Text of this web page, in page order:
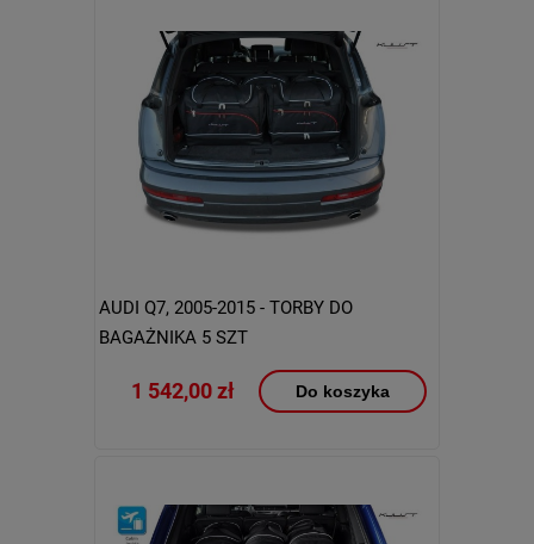
AUDI Q7, 2005-2015 - TORBY DO
BAGAŻNIKA 5 SZT
1 542,00 zł Do koszyka